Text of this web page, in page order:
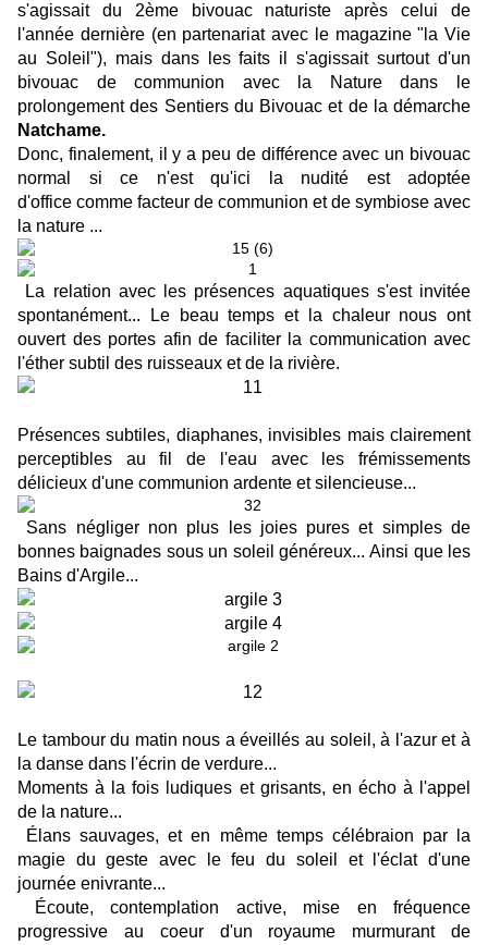
s'agissait du 2ème bivouac naturiste après celui de
l'année dernière (en partenariat avec le magazine "la Vie
au Soleil"), mais dans les faits il s'agissait surtout d'un
bivouac de communion avec la Nature dans le
prolongement des Sentiers du Bivouac et de la démarche
Natchame.
Donc, finalement, il y a peu de différence avec un bivouac
normal si ce n'est qu'ici la nudité est adoptée
d'office comme facteur de communion et de symbiose avec
la nature ...
La relation avec les présences aquatiques s'est invitée
spontanément... Le beau temps et la chaleur nous ont
ouvert des portes afin de faciliter la communication avec
l'éther subtil des ruisseaux et de la rivière.
Présences subtiles, diaphanes, invisibles mais clairement
perceptibles au fil de l'eau avec les frémissements
délicieux d'une communion ardente et silencieuse...
Sans négliger non plus les joies pures et simples de
bonnes baignades sous un soleil généreux... Ainsi que les
Bains d'Argile...
Le tambour du matin nous a éveillés au soleil, à l'azur et à
la danse dans l'écrin de verdure...
Moments à la fois ludiques et grisants, en écho à l'appel
de la nature...
Élans sauvages, et en même temps célébraion par la
magie du geste avec le feu du soleil et l'éclat d'une
journée enivrante...
Écoute, contemplation active, mise en fréquence
progressive au coeur d'un royaume murmurant de